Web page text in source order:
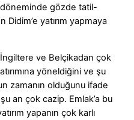
döneminde gözde tatil-
yatırım yapmaya
ve Belçikadan çok
yöneldiğini ve şu
zamanın olduğunu ifade
an çok cazip. Emlak’a bu
yapanın çok karlı